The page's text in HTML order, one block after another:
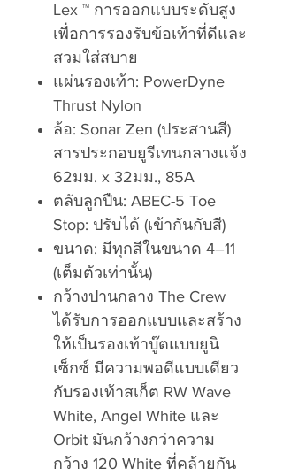
Lex ™ การออกแบบระดับสูง
เพื่อการรองรับข้อเท้าที่ดีและ
สวมใส่สบาย
แผ่นรองเท้า: PowerDyne
Thrust Nylon
ล้อ: Sonar Zen (ประสานสี)
สารประกอบยูรีเทนกลางแจ้ง
62มม. x 32มม., 85A
ตลับลูกปืน: ABEC-5 Toe
Stop: ปรับได้ (เข้ากันกับสี)
ขนาด: มีทุกสีในขนาด 4–11
(เต็มตัวเท่านั้น)
กว้างปานกลาง The Crew
ได้รับการออกแบบและสร้าง
ให้เป็นรองเท้าบู๊ตแบบยูนิ
เซ็กซ์ มีความพอดีแบบเดียว
กับรองเท้าสเก็ต RW Wave
White, Angel White และ
Orbit มันกว้างกว่าความ
กว้าง 120 White ที่คล้ายกัน